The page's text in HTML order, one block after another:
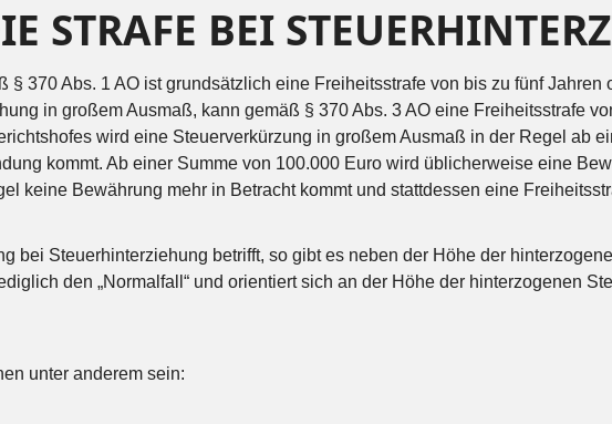
STRAFE BEI
§ 370 Abs. 1 AO ist grundsätzlich eine Freiheitsstrafe von bis zu fünf
in großem Ausmaß, kann gemäß § 370 Abs. 3 AO eine Freiheitsstrafe
wird eine Steuerverkürzung in großem Ausmaß in der Regel ab
kommt. Ab einer Summe von 100.000 Euro wird üblicherweise eine
keine Bewährung mehr in Betracht kommt und stattdessen eine
bei Steuerhinterziehung betrifft, so gibt es neben der Höhe der
den „Normalfall“ und orientiert sich an der Höhe der hinterzogenen
unter anderem sein: